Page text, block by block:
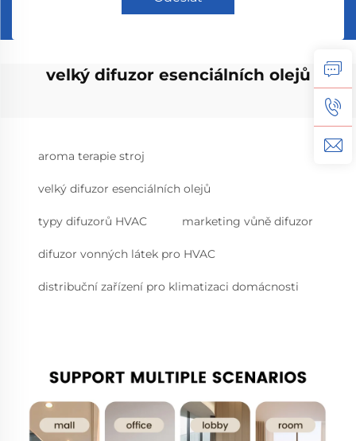
velký difuzor esenciálních olejů
aroma terapie stroj
velký difuzor esenciálních olejů
typy difuzorů HVAC marketing vůně difuzor
difuzor vonných látek pro HVAC
distribuční zařízení pro klimatizaci domácnosti